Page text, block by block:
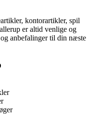
kontorartikler, spil
er altid venlige og
anbefalinger til din næste